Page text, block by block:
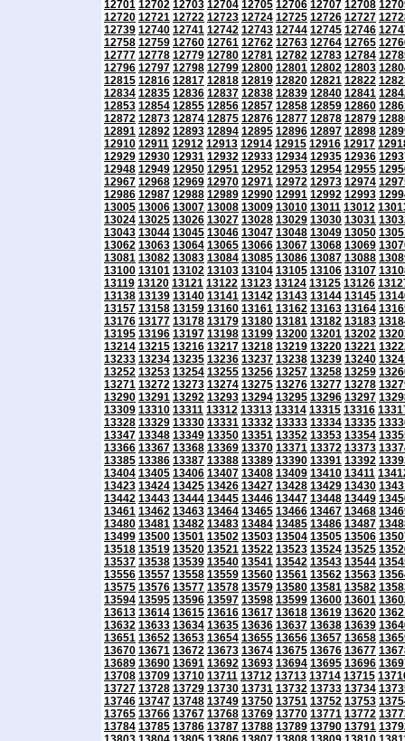
12701 12702 12703 12704 12705 12706 12707 12708
12720 12721 12722 12723 12724 12725 12726 12727
12739 12740 12741 12742 12743 12744 12745 12746
12758 12759 12760 12761 12762 12763 12764 12765
12777 12778 12779 12780 12781 12782 12783 12784
12796 12797 12798 12799 12800 12801 12802 12803
12815 12816 12817 12818 12819 12820 12821 12822
12834 12835 12836 12837 12838 12839 12840 12841
12853 12854 12855 12856 12857 12858 12859 12860
12872 12873 12874 12875 12876 12877 12878 12879
12891 12892 12893 12894 12895 12896 12897 12898
12910 12911 12912 12913 12914 12915 12916 12917
12929 12930 12931 12932 12933 12934 12935 12936
12948 12949 12950 12951 12952 12953 12954 12955
12967 12968 12969 12970 12971 12972 12973 12974
12986 12987 12988 12989 12990 12991 12992 12993
13005 13006 13007 13008 13009 13010 13011 13012
13024 13025 13026 13027 13028 13029 13030 13031
13043 13044 13045 13046 13047 13048 13049 13050
13062 13063 13064 13065 13066 13067 13068 13069
13081 13082 13083 13084 13085 13086 13087 13088
13100 13101 13102 13103 13104 13105 13106 13107
13119 13120 13121 13122 13123 13124 13125 13126
13138 13139 13140 13141 13142 13143 13144 13145
13157 13158 13159 13160 13161 13162 13163 13164
13176 13177 13178 13179 13180 13181 13182 13183
13195 13196 13197 13198 13199 13200 13201 13202
13214 13215 13216 13217 13218 13219 13220 13221
13233 13234 13235 13236 13237 13238 13239 13240
13252 13253 13254 13255 13256 13257 13258 13259
13271 13272 13273 13274 13275 13276 13277 13278
13290 13291 13292 13293 13294 13295 13296 13297
13309 13310 13311 13312 13313 13314 13315 13316
13328 13329 13330 13331 13332 13333 13334 13335
13347 13348 13349 13350 13351 13352 13353 13354
13366 13367 13368 13369 13370 13371 13372 13373
13385 13386 13387 13388 13389 13390 13391 13392
13404 13405 13406 13407 13408 13409 13410 13411
13423 13424 13425 13426 13427 13428 13429 13430
13442 13443 13444 13445 13446 13447 13448 13449
13461 13462 13463 13464 13465 13466 13467 13468
13480 13481 13482 13483 13484 13485 13486 13487
13499 13500 13501 13502 13503 13504 13505 13506
13518 13519 13520 13521 13522 13523 13524 13525
13537 13538 13539 13540 13541 13542 13543 13544
13556 13557 13558 13559 13560 13561 13562 13563
13575 13576 13577 13578 13579 13580 13581 13582
13594 13595 13596 13597 13598 13599 13600 13601
13613 13614 13615 13616 13617 13618 13619 13620
13632 13633 13634 13635 13636 13637 13638 13639
13651 13652 13653 13654 13655 13656 13657 13658
13670 13671 13672 13673 13674 13675 13676 13677
13689 13690 13691 13692 13693 13694 13695 13696
13708 13709 13710 13711 13712 13713 13714 13715
13727 13728 13729 13730 13731 13732 13733 13734
13746 13747 13748 13749 13750 13751 13752 13753
13765 13766 13767 13768 13769 13770 13771 13772
13784 13785 13786 13787 13788 13789 13790 13791